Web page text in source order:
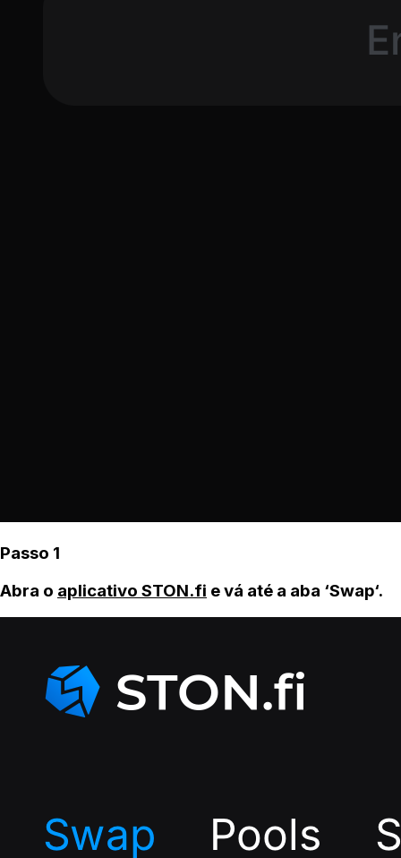
Passo 1
Abra o aplicativo STON.fi e vá até a aba ‘Swap‘.